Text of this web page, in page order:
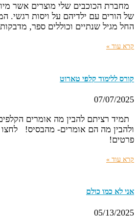
מחברת הכוכבים שלי מוצרים אשר
של הורים עם ילדיהם על ויסות רגשי.
החל מגיל שנתיים וכוללים ספר, מדבקות
קרא עוד »
קורס ללימוד קלפי טארוט
07/07/2025
תמיד רציתם להבין מה אומרים
ולהבין מה הם אומרים- מהבסיס!
פרטים!
קרא עוד »
אני לא כמו כולם
05/13/2025